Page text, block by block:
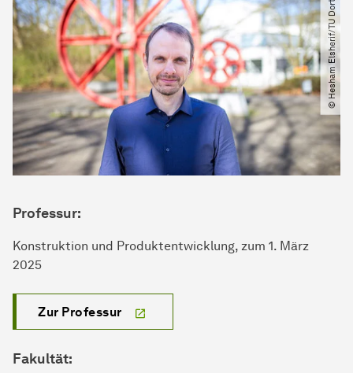
Professur:
Konstruktion und Produktentwicklung, zum 1. März
2025
Zur Professur
Fakultät:
© Hesham Elsherif​/​TU Dortmund